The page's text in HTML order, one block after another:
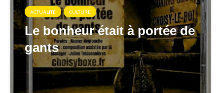
ACTUALITÉ CULTURE
Le bonheur était à portée de
gants